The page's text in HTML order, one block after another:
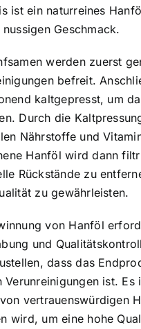
ist ein naturreines
Geschmack.
werden zuerst
befreit.
kaltgepresst, um
Durch die
Nährstoffe und
Hanföl wird dann
Rückstände zu
zu gewährleisten.
von Hanföl
und
dass das
Verunreinigungen ist. Es
vertrauenswürdigen
wird, um eine hohe